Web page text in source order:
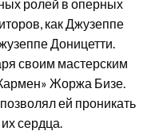
ролей в оперных
как Джузеппе
Доницетти.
своим мастерским
Жоржа Бизе.
ей проникать
сердца.